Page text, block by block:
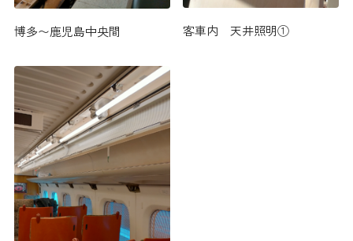
博多〜鹿児島中央間 客車内 天井照明①